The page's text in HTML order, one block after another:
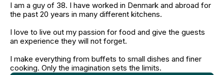
I am a guy of 38. I have worked in Denmark and abroad for
the past 20 years in many different kitchens.
I love to live out my passion for food and give the guests
an experience they will not forget.
I make everything from buffets to small dishes and finer
cooking. Only the imagination sets the limits.